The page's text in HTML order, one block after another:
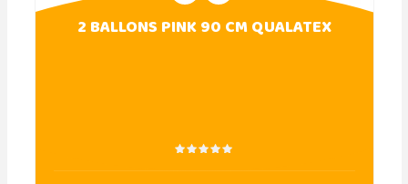
2 BALLONS PINK 90 CM QUALATEX